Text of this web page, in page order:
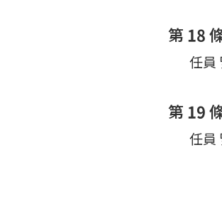
第 18
任員
第 19
任員